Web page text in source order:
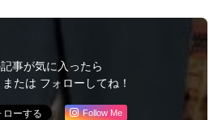
事が気に入ったら
たは フォローしてね！
Follow Me